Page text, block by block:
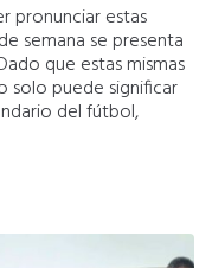
pronunciar estas
semana se presenta
que estas mismas
solo puede significar
del fútbol,